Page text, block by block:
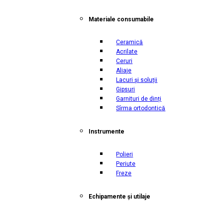
Materiale consumabile
Ceramică
Acrilate
Ceruri
Aliaje
Lacuri și soluții
Gipsuri
Garnituri de dinți
Sîrma ortodontică
Instrumente
Polieri
Periute
Freze
Echipamente și utilaje